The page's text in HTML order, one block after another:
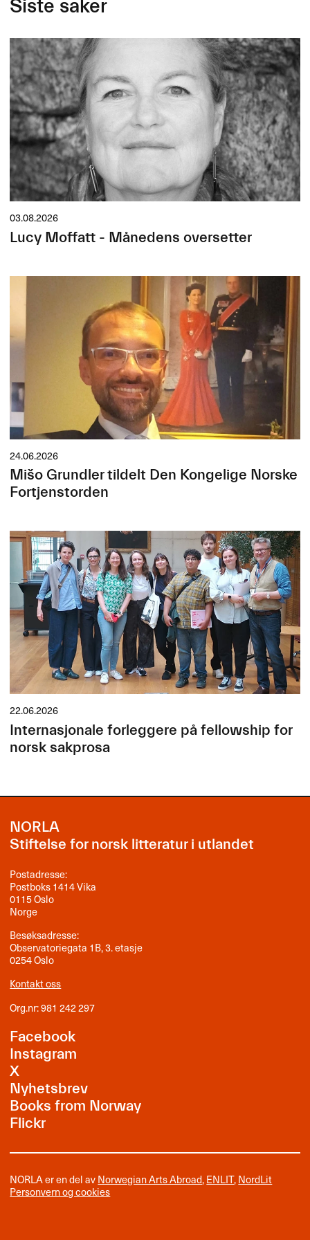
Siste saker
03.08.2026
Lucy Moffatt - Månedens oversetter
24.06.2026
Mišo Grundler tildelt Den Kongelige Norske
Fortjenstorden
22.06.2026
Internasjonale forleggere på fellowship for
norsk sakprosa
NORLA
Stiftelse for norsk litteratur i utlandet
Postadresse:
Postboks 1414 Vika
0115 Oslo
Norge
Besøksadresse:
Observatoriegata 1B, 3. etasje
0254 Oslo
Kontakt oss
Org.nr: 981 242 297
Facebook
Instagram
X
Nyhetsbrev
Books from Norway
Flickr
NORLA er en del avNorwegian Arts Abroad,ENLIT,NordLit
Personvern og cookies